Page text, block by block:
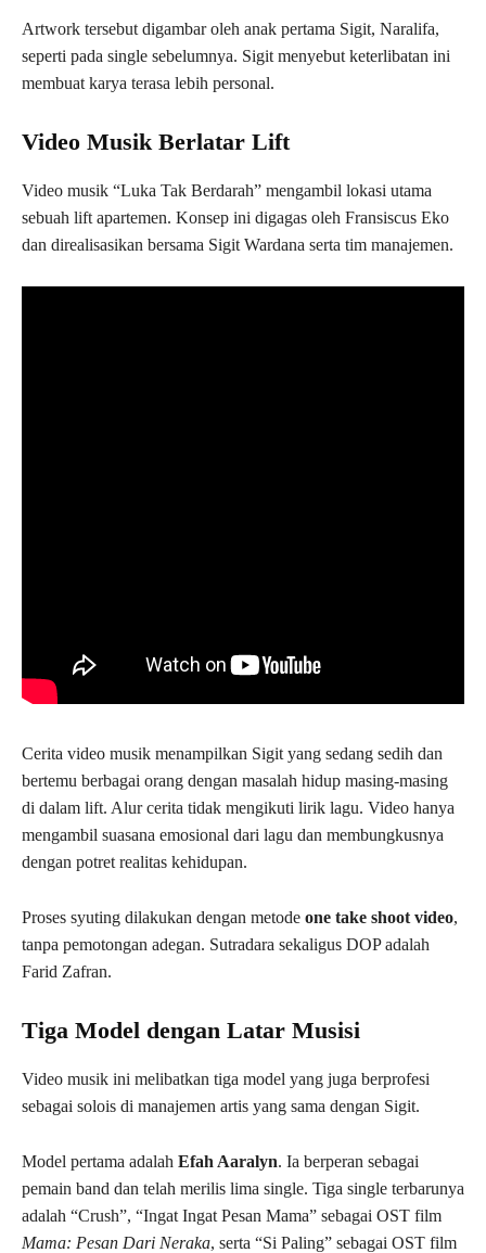
Artwork tersebut digambar oleh anak pertama Sigit, Naralifa,
seperti pada single sebelumnya. Sigit menyebut keterlibatan ini
membuat karya terasa lebih personal.
Video Musik Berlatar Lift
Video musik “Luka Tak Berdarah” mengambil lokasi utama
sebuah lift apartemen. Konsep ini digagas oleh Fransiscus Eko
dan direalisasikan bersama Sigit Wardana serta tim manajemen.
Cerita video musik menampilkan Sigit yang sedang sedih dan
bertemu berbagai orang dengan masalah hidup masing-masing
di dalam lift. Alur cerita tidak mengikuti lirik lagu. Video hanya
mengambil suasana emosional dari lagu dan membungkusnya
dengan potret realitas kehidupan.
Proses syuting dilakukan dengan metode one take shoot video,
tanpa pemotongan adegan. Sutradara sekaligus DOP adalah
Farid Zafran.
Tiga Model dengan Latar Musisi
Video musik ini melibatkan tiga model yang juga berprofesi
sebagai solois di manajemen artis yang sama dengan Sigit.
Model pertama adalah Efah Aaralyn. Ia berperan sebagai
pemain band dan telah merilis lima single. Tiga single terbarunya
adalah “Crush”, “Ingat Ingat Pesan Mama” sebagai OST film
Mama: Pesan Dari Neraka, serta “Si Paling” sebagai OST film